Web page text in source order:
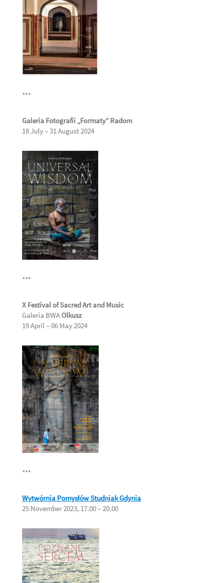
***
Galeria Fotografii „Formaty” Radom
18 July – 31 August 2024
***
X Festival of Sacred Art and Music
Galeria BWAOlkusz
19 April – 06 May 2024
***
Wytwórnia Pomysłów Studniak Gdynia
25 November 2023, 17.00 – 20.00